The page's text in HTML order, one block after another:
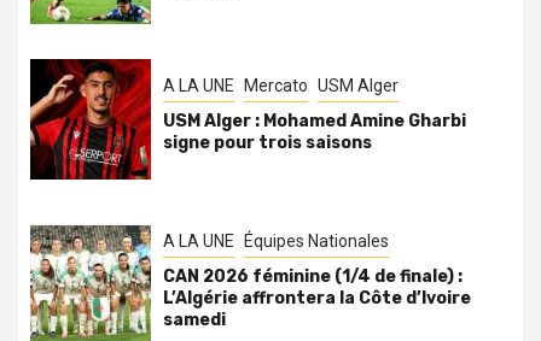
A LA UNE Mercato USM Alger
USM Alger : Mohamed Amine Gharbi
signe pour trois saisons
A LA UNE Équipes Nationales
CAN 2026 féminine (1/4 de finale) :
L’Algérie affrontera la Côte d’Ivoire
samedi